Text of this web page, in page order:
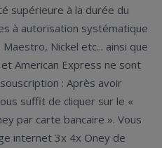
supérieure à la durée du
à autorisation systématique
Nickel etc... ainsi que
American Express ne sont
: Après avoir
suffit de cliquer sur le «
par carte bancaire ». Vous
internet 3x 4x Oney de